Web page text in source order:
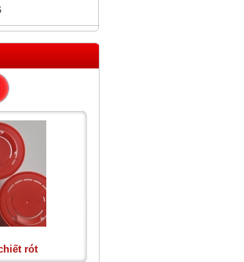
20L
rót